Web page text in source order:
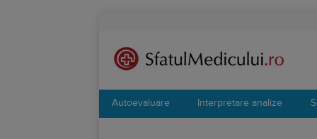
Autoevaluare Interpretare analize